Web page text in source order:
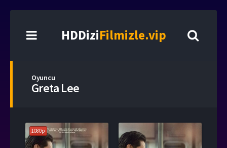
HDDiziFilmizle.vip
Oyuncu
Greta Lee
1080p